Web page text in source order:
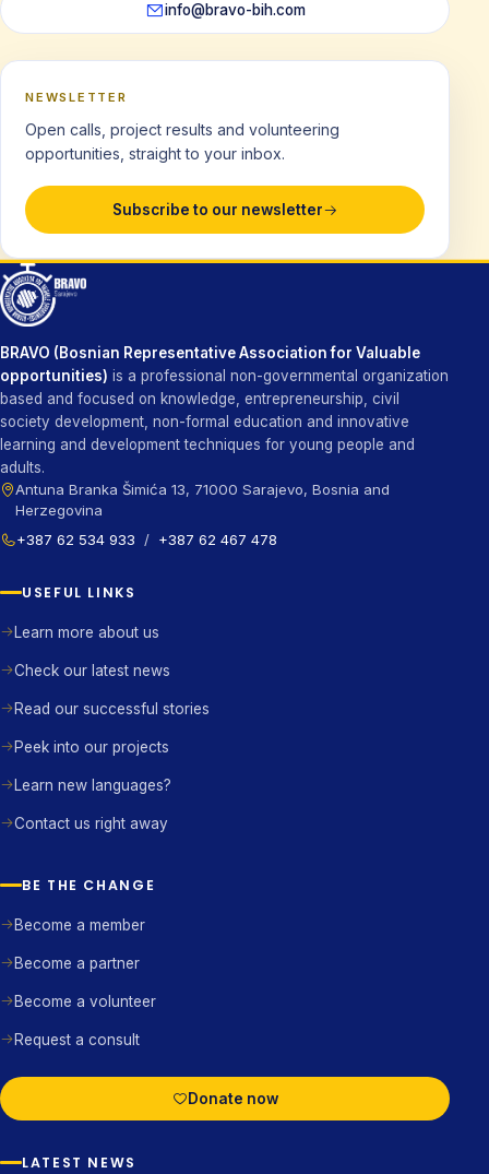
info@bravo-bih.com
NEWSLETTER
Open calls, project results and volunteering
opportunities, straight to your inbox.
Subscribe to our newsletter
BRAVO (Bosnian Representative Association for Valuable
opportunities) is a professional non-governmental organization
based and focused on knowledge, entrepreneurship, civil
society development, non-formal education and innovative
learning and development techniques for young people and
adults.
Antuna Branka Šimića 13, 71000 Sarajevo, Bosnia and
Herzegovina
+387 62 534 933
/ +387 62 467 478
USEFUL LINKS
Learn more about us
Check our latest news
Read our successful stories
Peek into our projects
Learn new languages?
Contact us right away
BE THE CHANGE
Become a member
Become a partner
Become a volunteer
Request a consult
Donate now
LATEST NEWS